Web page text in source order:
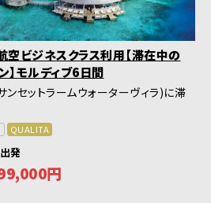
ビジネスクラス利用【滞在中の
】モルディブ6日間
ンセットラームウォーターヴィラ)に滞
QUALITA
発
円